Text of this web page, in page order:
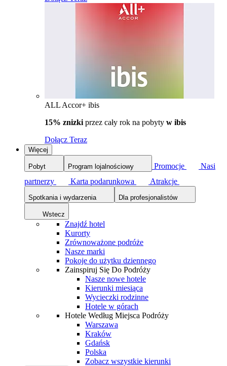
ALL Accor+ ibis
15% znizki przez cały rok na pobyty w ibis
Dołącz Teraz
Więcej
Pobyt Program lojalnościowy Promocje
Nasi
partnerzy
Karta podarunkowa Atrakcje
Spotkania i wydarzenia Dla profesjonalistów
Wstecz
Znajdź hotel
Kurorty
Zrównoważone podróże
Nasze marki
Pokoje do użytku dziennego
Zainspiruj Się Do Podróży
Nasze nowe hotele
Kierunki miesiąca
Wycieczki rodzinne
Hotele w górach
Hotele Według Miejsca Podróży
Warszawa
Kraków
Gdańsk
Polska
Zobacz wszystkie kierunki